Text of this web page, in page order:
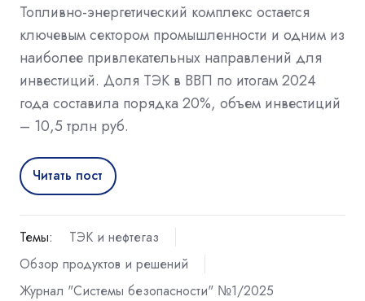
Топливно-энергетический комплекс остается
ключевым сектором промышленности и одним из
наиболее привлекательных направлений для
инвестиций. Доля ТЭК в ВВП по итогам 2024
года составила порядка 20%, объем инвестиций
– 10,5 трлн руб.
Читать пост
Темы:
ТЭК и нефтегаз
Обзор продуктов и решений
Журнал "Системы безопасности" №1/2025